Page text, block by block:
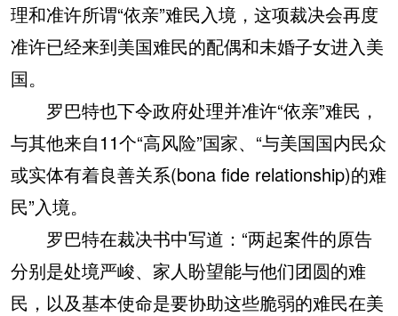
理和准许所谓“依亲”难民入境，这项裁决会再度
准许已经来到美国难民的配偶和未婚子女进入美
国。
罗巴特也下令政府处理并准许“依亲”难民，
与其他来自11个“高风险”国家、“与美国国内民众
或实体有着良善关系(bona fide relationship)的难
民”入境。
罗巴特在裁决书中写道：“两起案件的原告
分别是处境严峻、家人盼望能与他们团圆的难
民，以及基本使命是要协助这些脆弱的难民在美